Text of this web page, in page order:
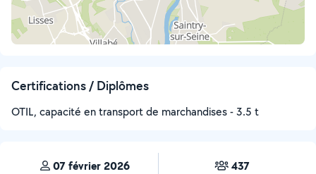
Certifications / Diplômes
OTIL, capacité en transport de marchandises - 3.5 t
07 février 2026 437